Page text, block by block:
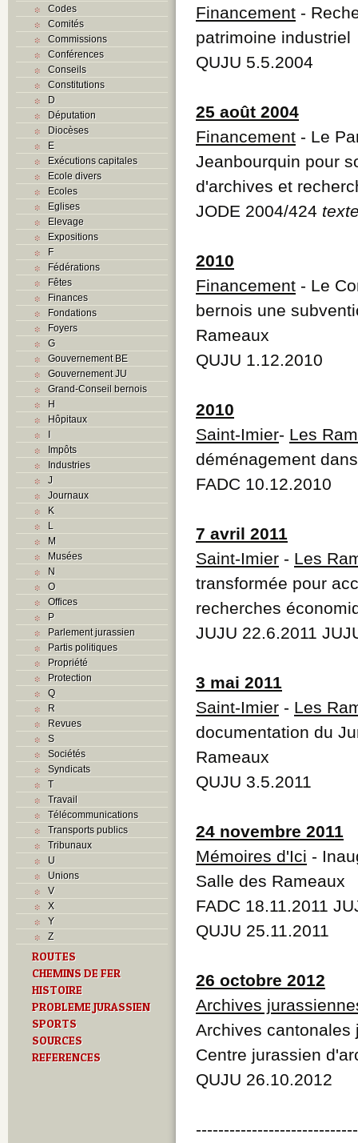
Codes
Comités
Commissions
Conférences
Conseils
Constitutions
D
Députation
Diocèses
E
Exécutions capitales
Ecole divers
Ecoles
Eglises
Elevage
Expositions
F
Fédérations
Fêtes
Finances
Fondations
Foyers
G
Gouvernement BE
Gouvernement JU
Grand-Conseil bernois
H
Hôpitaux
I
Impôts
Industries
J
Journaux
K
L
M
Musées
N
O
Offices
P
Parlement jurassien
Partis politiques
Propriété
Protection
Q
R
Revues
S
Sociétés
Syndicats
T
Travail
Télécommunications
Transports publics
Tribunaux
U
Unions
V
X
Y
Z
ROUTES
CHEMINS DE FER
HISTOIRE
PROBLEME JURASSIEN
SPORTS
SOURCES
REFERENCES
Financement -
patrimoine industriel
QUJU 5.5.2004
25 août 2004
Financement - Le
Jeanbourquin pour
d'archives et
JODE 2004/424
2010
Financement - Le
bernois une
Rameaux
QUJU 1.12.2010
2010
Saint-Imier- Les
déménagement
FADC 10.12.2010
7 avril 2011
Saint-Imier - Les
transformée pour
recherches
JUJU 22.6.2011
3 mai 2011
Saint-Imier - Les
documentation du
Rameaux
QUJU 3.5.2011
24 novembre 2011
Mémoires d'Ici -
Salle des Rameaux
FADC 18.11.2011
QUJU 25.11.2011
26 octobre 2012
Archives
Archives cantonales
Centre jurassien
QUJU 26.10.2012